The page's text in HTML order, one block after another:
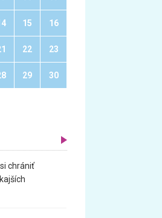
15 16
22 23
29 30
chrániť